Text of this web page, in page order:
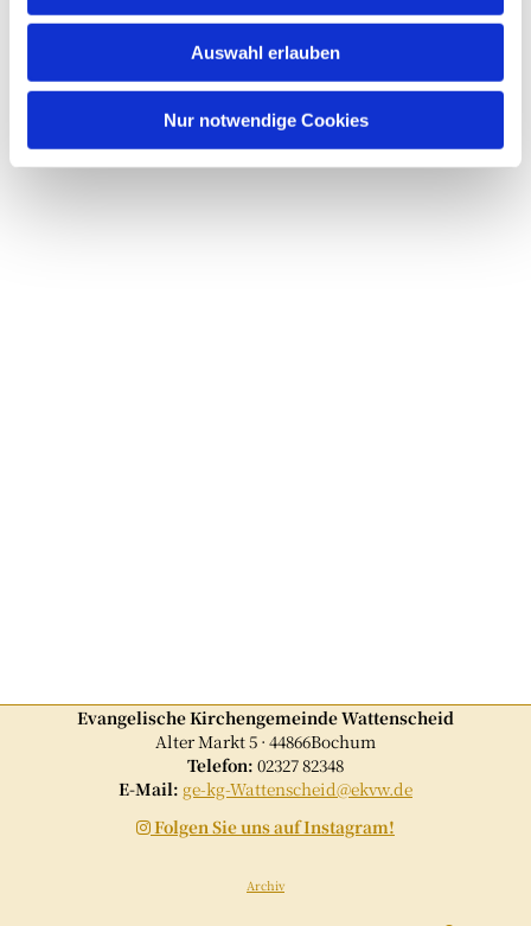
Auswahl erlauben
Nur notwendige Cookies
Dies könnte Sie auch
interessieren
Evangelische Kirchengemeinde Wattenscheid
Alter Markt 5 · 44866Bochum
Telefon: 02327 82348
E-Mail: ge-kg-Wattenscheid@ekvw.de
 Folgen Sie uns auf Instagram!
Archiv